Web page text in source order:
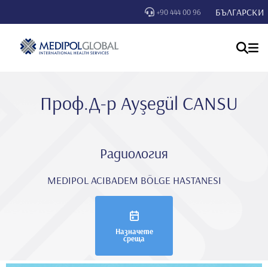
+90 444 00 96 БЪЛГАРСКИ
Проф.Д-р Ayşegül CANSU
Радиология
MEDIPOL ACIBADEM BÖLGE HASTANESI
Назначете
среща